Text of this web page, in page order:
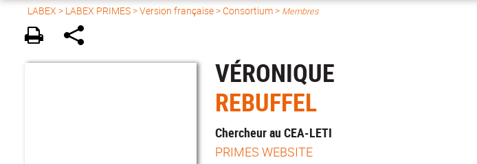
LABEX > LABEX PRIMES>Version française> Consortium > Membres
VÉRONIQUE
REBUFFEL
Chercheur au CEA-LETI
PRIMES WEBSITE